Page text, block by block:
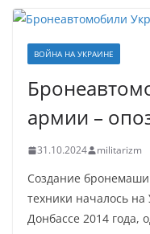
ВОЙНА НА УКРАИНЕ
армии –
31.10.2024 militarizm
Создание
техники началось
Донбассе 2014 года,